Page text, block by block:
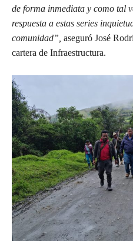
de forma inmediata y como tal
respuesta a estas series
comunidad”, aseguró José
cartera de Infraestructura.